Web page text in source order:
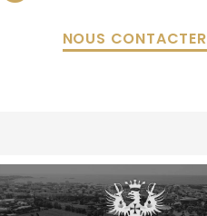
NOUS CONTACTER